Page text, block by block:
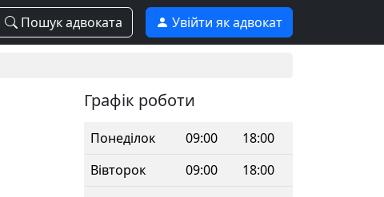
Пошук адвоката Увійти як адвокат
Графік роботи
Понеділок 09:00
18:00
Вівторок
09:00
18:00